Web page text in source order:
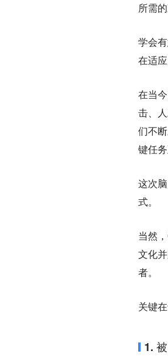
所需
学会
在适
在当
击、
们不
键任务
这次
式。
当然
文化
者。
关键
1.